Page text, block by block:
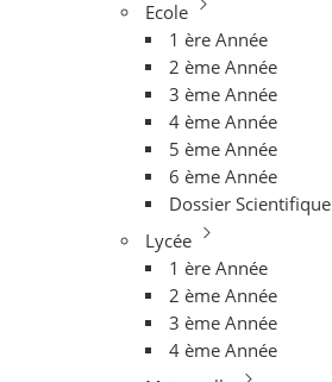
Ecole
1 ère Année
2 ème Année
3 ème Année
4 ème Année
5 ème Année
6 ème Année
Dossier Scientifique
Lycée
1 ère Année
2 ème Année
3 ème Année
4 ème Année